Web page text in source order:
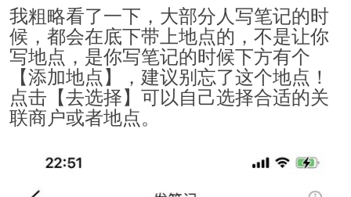
我粗略看了一下，大部分人写笔记的时
候，都会在底下带上地点的，不是让你
写地点，是你写笔记的时候下方有个
【添加地点】，建议别忘了这个地点！
点击【去选择】可以自己选择合适的关
联商户或者地点。